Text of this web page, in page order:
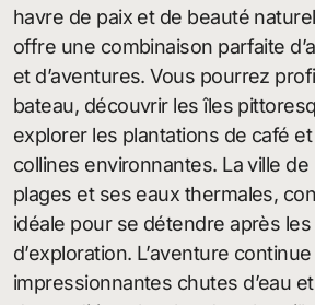
havre de paix et de beauté
offre une combinaison parfaite
et d’aventures. Vous pourrez
bateau, découvrir les îles
explorer les plantations de café
collines environnantes. La ville
plages et ses eaux thermales,
idéale pour se détendre après
d’exploration. L’aventure
impressionnantes chutes d’eau